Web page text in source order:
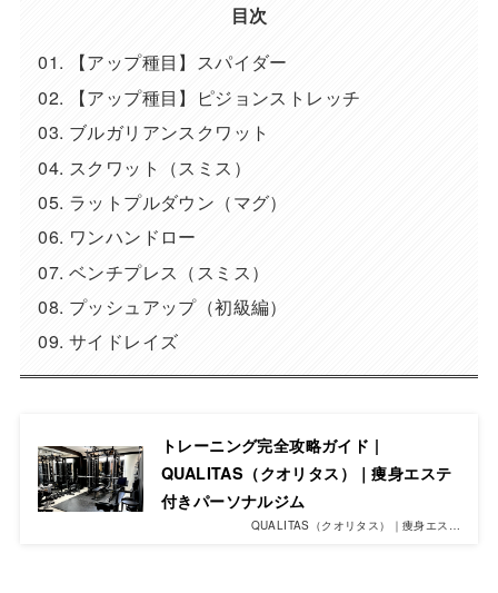
目次
【アップ種目】スパイダー
【アップ種目】ピジョンストレッチ
ブルガリアンスクワット
スクワット（スミス）
ラットプルダウン（マグ）
ワンハンドロー
ベンチプレス（スミス）
プッシュアップ（初級編）
サイドレイズ
トレーニング完全攻略ガイド |
QUALITAS（クオリタス）｜痩身エステ
付きパーソナルジム
QUALITAS（クオリタス）｜痩身エス…